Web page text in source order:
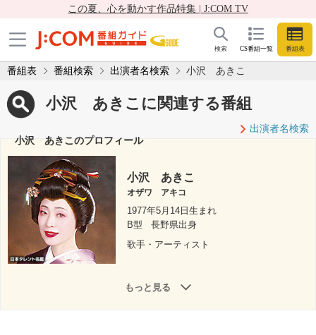
この夏、心を動かす作品特集 | J:COM TV
CS番組一覧 番組表
検索
番組表 番組検索 出演者名検索 小沢 あきこ
小沢 あきこに関連する番組
出演者名検索
小沢 あきこのプロフィール
小沢 あきこ
オザワ アキコ
1977年5月14日生まれ
B型
長野県出身
歌手・アーティスト
もっと見る